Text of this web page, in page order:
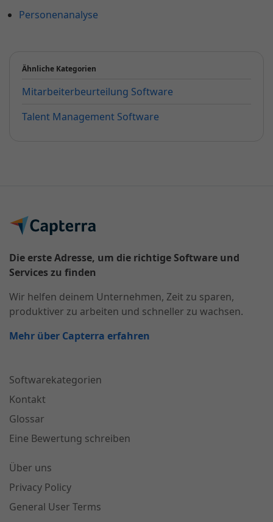
Personenanalyse
Ähnliche Kategorien
Mitarbeiterbeurteilung Software
Talent Management Software
Die erste Adresse, um die richtige Software und
Services zu finden
Wir helfen deinem Unternehmen, Zeit zu sparen,
produktiver zu arbeiten und schneller zu wachsen.
Mehr über Capterra erfahren
Softwarekategorien
Kontakt
Glossar
Eine Bewertung schreiben
Über uns
Privacy Policy
General User Terms